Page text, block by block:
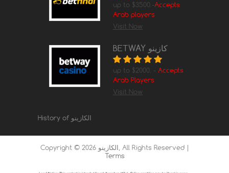
up to $3500.-Accepts
Arab players
Visit Now
BETWAY كازينو
up to $2000. - Accepts
Arab Players
Visit Now
History of الكازينو
Copyright © 2026 الكازينو, All Rights Reserved |
Terms